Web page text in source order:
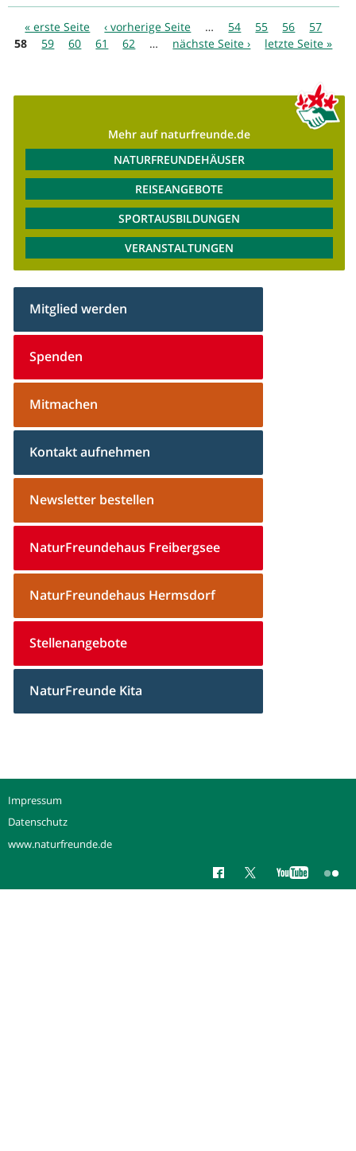
Seiten
« erste Seite ‹ vorherige Seite … 54 55 56
57
58
59 60 61 62 … nächste Seite › letzte Seite »
Mehr auf naturfreunde.de
NATURFREUNDEHÄUSER
REISEANGEBOTE
SPORTAUSBILDUNGEN
VERANSTALTUNGEN
Mitglied werden
Spenden
Mitmachen
Kontakt aufnehmen
Newsletter bestellen
NaturFreundehaus Freibergsee
NaturFreundehaus Hermsdorf
Stellenangebote
NaturFreunde Kita
Impressum
Datenschutz
www.naturfreunde.de